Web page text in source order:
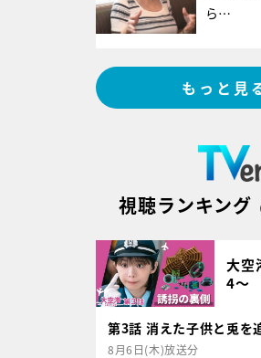
ら…
もっと見
視聴ランキング
大空
4～
第3話 消えた子供と兎を
8月6日(木)放送分